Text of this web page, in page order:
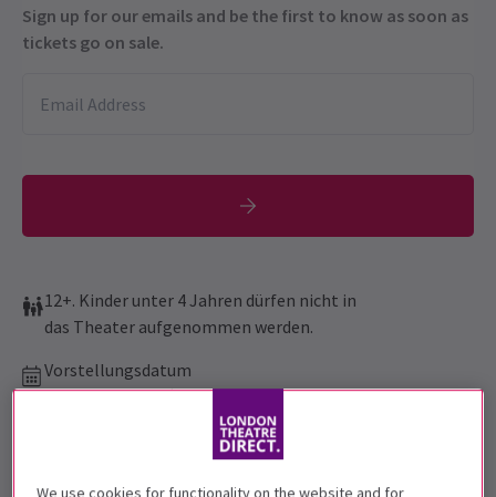
Sign up for our emails and be the first to know as soon as
tickets go on sale.
12+. Kinder unter 4 Jahren dürfen nicht in
das Theater aufgenommen werden.
Vorstellungsdatum
14 June - 6 September 2025
Laufzeit: 2 hours 10 minutes